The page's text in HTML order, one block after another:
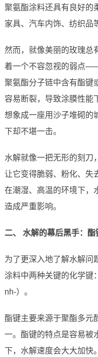
聚氨酯涂料还具有良好的
家具、汽车内饰、纺织品
然而，就像美丽的玫瑰总
着一个不容忽视的弱点
聚氨酯分子链中含有酯键
容易断裂，导致涂膜性能
想象成一座用沙子堆砌的
下却不堪一击。
水解就像一把无形的刻刀
让它变得脆弱、粉化、失
在潮湿、高温的环境下，
造成严重影响。
二、 水解的幕后黑手：
为了更深入地了解水解问
涂料中两种关键的化学键
nh-）。
酯键主要来源于聚酯多元
一。酯键的特点是容易被
下，水解速度会大大加快